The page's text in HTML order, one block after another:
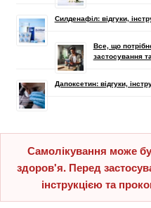
Силденафіл: відгуки,
Все, що
застосування
Дапоксетин: відгуки,
Самолікування може
здоров'я. Перед
інструкцією та